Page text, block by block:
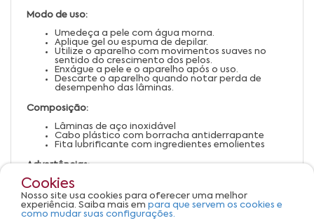
Modo de uso:
Umedeça a pele com água morna.
Aplique gel ou espuma de depilar.
Utilize o aparelho com movimentos suaves no
sentido do crescimento dos pelos.
Enxágue a pele e o aparelho após o uso.
Descarte o aparelho quando notar perda de
desempenho das lâminas.
Composição:
Lâminas de aço inoxidável
Cabo plástico com borracha antiderrapante
Fita lubrificante com ingredientes emolientes
Advertências:
Uso externo.
Manter fora do alcance de crianças.
Não utilizar em pele irritada ou lesionada.
Armazenar em local seco e arejado.
Cookies
Nosso site usa cookies para oferecer uma melhor
experiência. Saiba mais em para que servem os cookies e
como mudar suas configurações.